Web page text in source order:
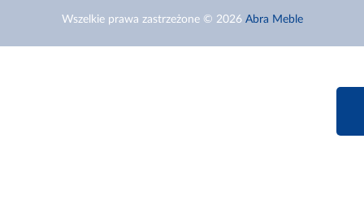
Wszelkie prawa zastrzeżone © 2026 Abra Meble